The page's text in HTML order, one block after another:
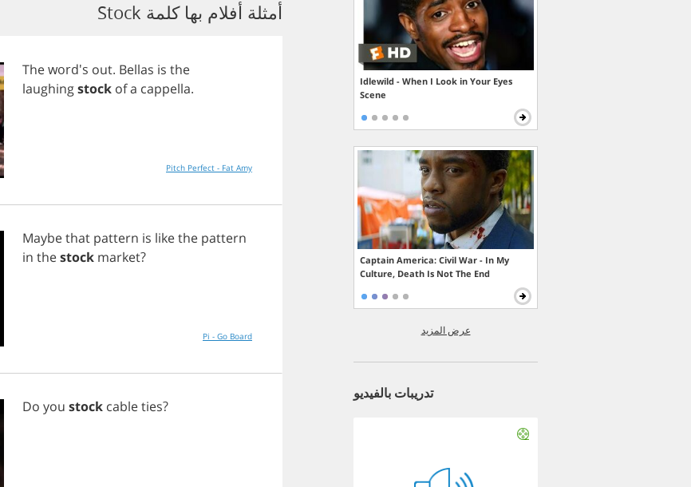
أمثلة أفلام بها كلمة Stock
Theword's out. Bellas is the
laughingstock ofa cappella.
Pitch Perfect - Fat Amy
Maybethat pattern is likethe pattern
in thestock market?
Pi - Go Board
Do you stock cableties?
Idlewild - When I Look in Your Eyes
Scene
Captain America: Civil War - In My
Culture, Death Is Not The End
عرض المزيد
تدريبات بالفيديو